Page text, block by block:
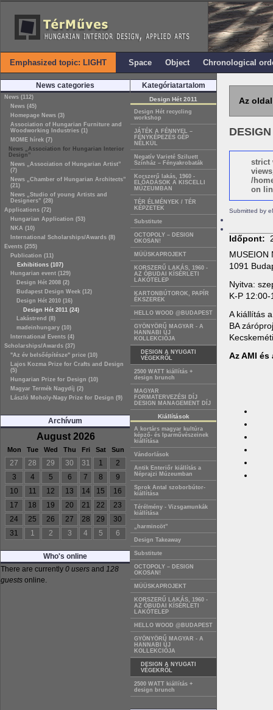
Emphasized topic: LIGHT Space Object Chronological
News categories
News (112)
News (45)
Homepage News (3)
Association of Hungarian Furniture and
Woodworking Industries (1)
MOME hírek (7)
News „Association for Hungarian Interior
Design”
News „Association of Hungarian Artist”
(7)
News „Chamber of Hungarian Architects”
(21)
News „Studio of young Artists and
Designers” (28)
Applications (72)
Hungarian Application (53)
NKA (10)
International Scholarships/Awards (8)
Events (255)
Publication (11)
Exhibitions (107)
Hungarian event (129)
Design Hét 2008 (2)
Budapest Design Week (12)
Design Hét 2010 (16)
Design Hét 2011 (24)
Lakástrend (8)
madeinhungary (10)
International Events (4)
Scholarships/Awards (37)
"Az év belsőépítésze" price (10)
Lajos Kozma Prize for Crafts and Design
(5)
Hungarian Prize for Design (10)
Magyar Termék Nagydíj (2)
László Moholy-Nagy Prize for Design (9)
Archívum
August 2026
Mon Tue Wed Thu Fri Sat Sun
27 28 29 30 31 1
2
3
4 5 6 7 8
9
10
11 12 13 14 15
16
17
18 19 20 21 22
23
24
25 26 27 28 29
30
31
1 2 3 4 5 6
Who's online
There are currently 0 users and 128
guests online.
Kategóriatartalom
Design Hét 2011
Design Hét recycling
workshop
JÁTÉK A FÉNNYEL –
FÉNYKÉPEZÉS GÉP
NÉLKÜL
Negatív Varieté Sziluett
Színház – Fényakrobaták
Korszerű lakás, 1960 -
ELŐADÁSOK A KISCELLI
MÚZEUMBAN
TÉR ÉLMÉNYEK / TÉR
KÉPZETEK
Substitute
OCTOPOLY – DESIGN
OKOSAN!
MÜÜSKAPROJEKT
KORSZERŰ LAKÁS, 1960 -
AZ ÓBUDAI KÍSÉRLETI
LAKÓTELEP
KARTONBÚTOROK, PAPÍR
ÉKSZEREK
HELLO WOOD @BUDAPEST
GYÖNYÖRŰ MAGYAR - A
HANNABI ÚJ
KOLLEKCIÓJA
DESIGN A NYUGATI
VÉGEKRŐL
2500 WATT kiállítás +
design brunch
MAGYAR
FORMATERVEZÉSI DÍJ
DESIGN MANAGEMENT DÍJ
Kiállítások
A kortárs magyar kultúra
képző- és Iparművészeinek
kiállítása
Vándorlások
Antik Enteriőr kiállítás a
Néprajzi Múzeumban
Sprok Antal szoborbútor-
kiállítása
Térélmény - Vizsgamunkák
kiállítása
„harmincöt”
Design Takeaway
Substitute
OCTOPOLY – DESIGN
OKOSAN!
MÜÜSKAPROJEKT
KORSZERŰ LAKÁS, 1960 -
AZ ÓBUDAI KÍSÉRLETI
LAKÓTELEP
HELLO WOOD @BUDAPEST
GYÖNYÖRŰ MAGYAR - A
HANNABI ÚJ
KOLLEKCIÓJA
DESIGN A NYUGATI
VÉGEKRŐL
2500 WATT kiállítás +
design brunch
Az
strict
/
on
Submitted by
Időpont:
MUSEION
1091
Nyitva:
K-P 12:00-
A kiállítás
BA
Az AMI